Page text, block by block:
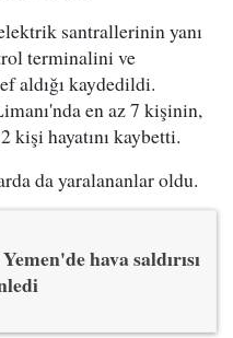
santrallerinin yanı
terminalini ve
aldığı kaydedildi.
en az 7 kişinin,
kişi hayatını kaybetti.
da yaralananlar oldu.
hava saldırısı